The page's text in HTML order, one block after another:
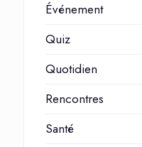
Événement
Quiz
Quotidien
Rencontres
Santé